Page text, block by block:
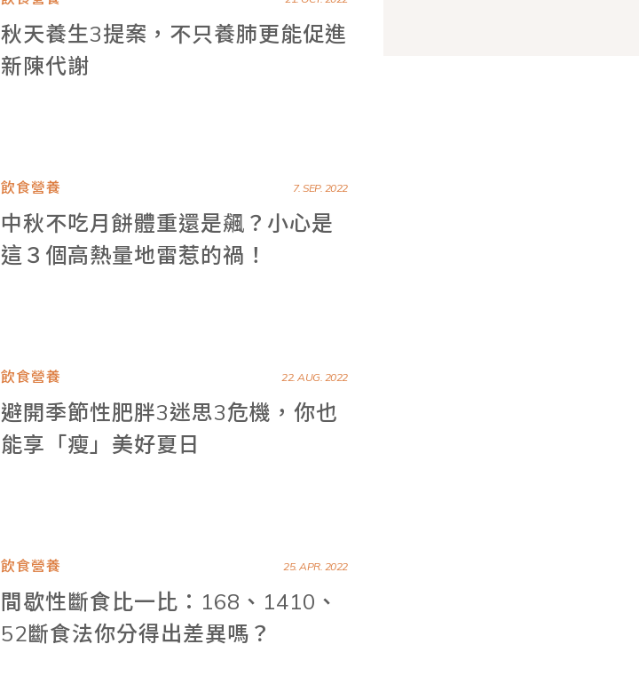
秋天養生3提案，不只養肺更能促進
新陳代謝
飲食營養 7. SEP. 2022
中秋不吃月餅體重還是飆？小心是
這３個高熱量地雷惹的禍！
飲食營養 22. AUG. 2022
避開季節性肥胖3迷思3危機，你也
能享「瘦」美好夏日
飲食營養 25. APR. 2022
間歇性斷食比一比：168、1410、
52斷食法你分得出差異嗎？